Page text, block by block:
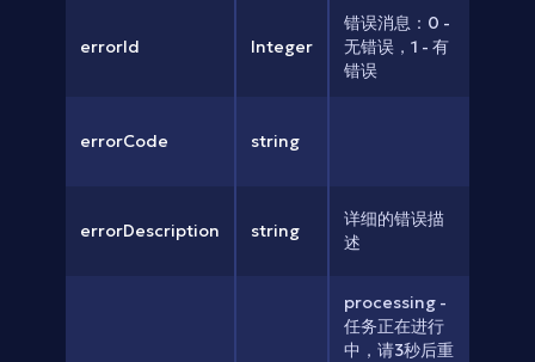
errorId Integer
错误消息：0 -
无错误，1 - 有
错误
errorCode string
errorDescription string
详细的错误描
述
processing -
任务正在进行
中，请3秒后重